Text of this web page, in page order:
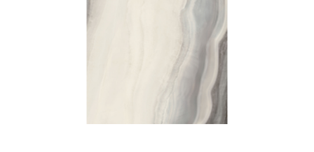
Plata si Livrare